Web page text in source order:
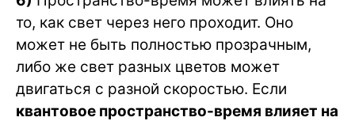
то, как свет через него проходит. Оно
может не быть полностью прозрачным,
либо же свет разных цветов может
двигаться с разной скоростью. Если
квантовое пространство-время влияет на